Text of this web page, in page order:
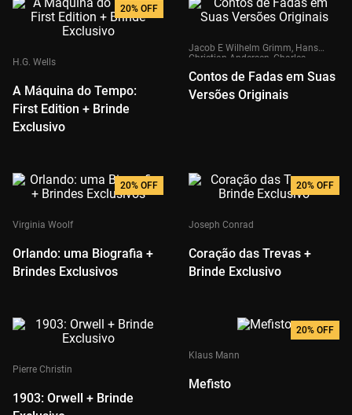
H.G. Wells
A Máquina do Tempo:
First Edition + Brinde
Exclusivo
20% OFF
Jacob E Wilhelm Grimm, Hans
Christian Andersen, Charles
Afanasyev, Andrew Lang,
Giambattista Basile
Contos de Fadas em Suas
Versões Originais
Virginia Woolf
Orlando: uma Biografia +
Brindes Exclusivos
20% OFF
Joseph Conrad
Coração das Trevas +
Brinde Exclusivo
20% OFF
Pierre Christin
1903: Orwell + Brinde
Klaus Mann
Mefisto
20% OFF